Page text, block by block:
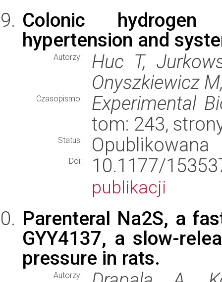
Colonic
hypertension and
Autorzy:
Huc T,
Onyszkiewicz
Czasopismo:
Experimental
tom: 243,
Status: Opublikowana
Doi: 10.1177/
publikacji
Parenteral Na2S, a
GYY4137, a slow-
pressure in rats.
Autorzy: